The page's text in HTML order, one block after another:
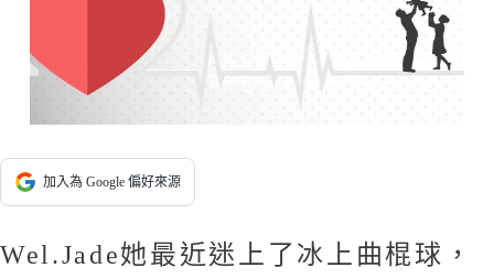
加入為 Google 偏好來源
Wel.Jade她最近迷上了冰上曲棍球，